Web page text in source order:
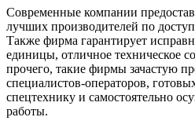
Современные компании
лучших производителей по
Также фирма гарантирует
единицы, отличное техническое
прочего, такие фирмы зачастую
специалистов-операторов,
спецтехнику и самостоятельно
работы.